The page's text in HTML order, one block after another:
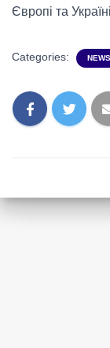
Європі та
Categories: NEWS